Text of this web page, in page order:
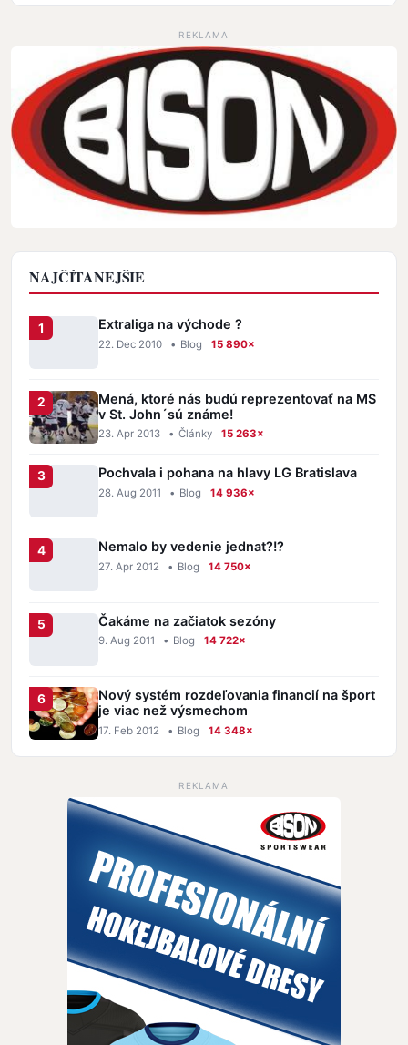
REKLAMA
NAJČÍTANEJŠIE
Extraliga na východe ?
22. Dec 2010 • Blog 15 890×
Mená, ktoré nás budú reprezentovať na MS
v St. John´sú známe!
23. Apr 2013 • Články 15 263×
Pochvala i pohana na hlavy LG Bratislava
28. Aug 2011 • Blog 14 936×
Nemalo by vedenie jednat?!?
27. Apr 2012 • Blog 14 750×
Čakáme na začiatok sezóny
9. Aug 2011 • Blog 14 722×
Nový systém rozdeľovania financií na šport
je viac než výsmechom
17. Feb 2012 • Blog 14 348×
REKLAMA